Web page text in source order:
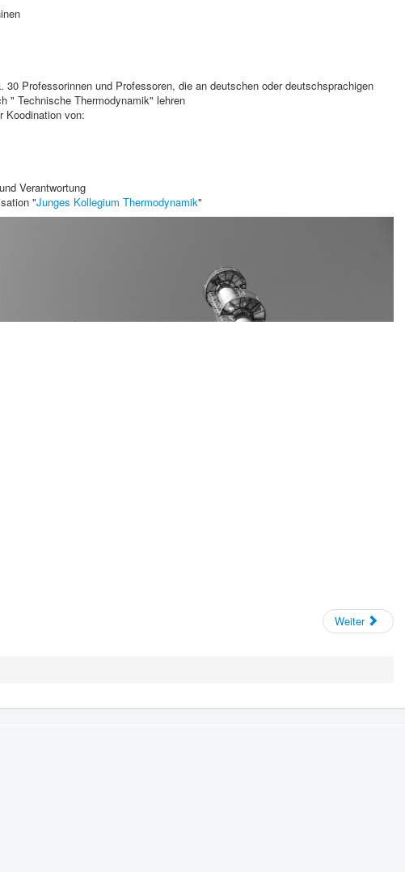
Professorinnen und Professoren, die an deutschen oder deutschsprachigen
" Technische Thermodynamik" lehren
Koodination von:
Verantwortung
"Junges Kollegium Thermodynamik"
Weiter